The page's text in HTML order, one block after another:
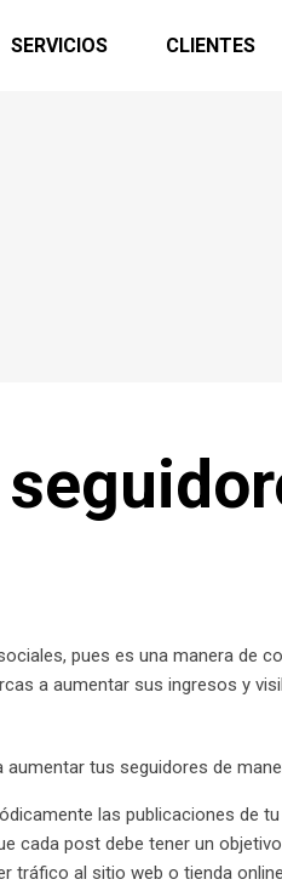
SERVICIOS CLIENTES
pues es una manera de
a aumentar sus ingresos y
tus seguidores de
las publicaciones de
cada post debe tener un
tráfico al sitio web o tienda